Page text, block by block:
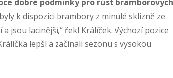
dobré podmínky pro růst bramborových
k dispozici brambory z minulé sklizně ze
jsou lacinější,“ řekl Králíček. Výchozí pozice
lepší a začínali sezonu s vysokou